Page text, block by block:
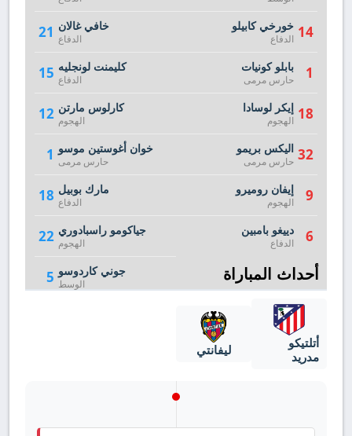
21 خافي غالان
الدفاع
15 كليمنت لونجليه
الدفاع
12 كارلوس مارتن
الهجوم
1 خوان أغوستين موسو
حارس مرمى
18 مارك بوبيل
الدفاع
22 جياكومو راسبادوري
الهجوم
5 جوني كاردوسو
الوسط
14 خورخي كابيلو
الدفاع
1 بابلو كونيات
حارس مرمى
18 إيكر لوسادا
الهجوم
32 اليكس بريمو
حارس مرمى
9 إيفان روميرو
الهجوم
6 دييغو بامبين
الدفاع
أحداث المباراة
أتلتيكو
مدريد
ليفانتي